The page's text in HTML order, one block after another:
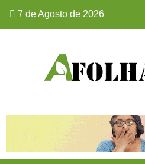
7 de Agosto de 2026